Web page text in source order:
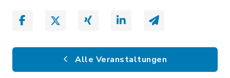
Alle Veranstaltungen